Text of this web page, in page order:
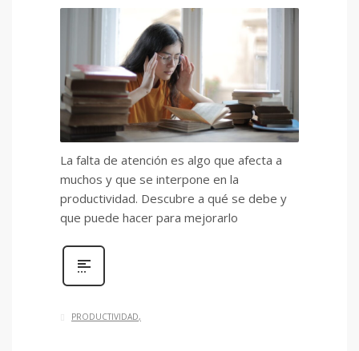
La falta de atención es algo que afecta a
muchos y que se interpone en la
productividad. Descubre a qué se debe y
que puede hacer para mejorarlo
PRODUCTIVIDAD